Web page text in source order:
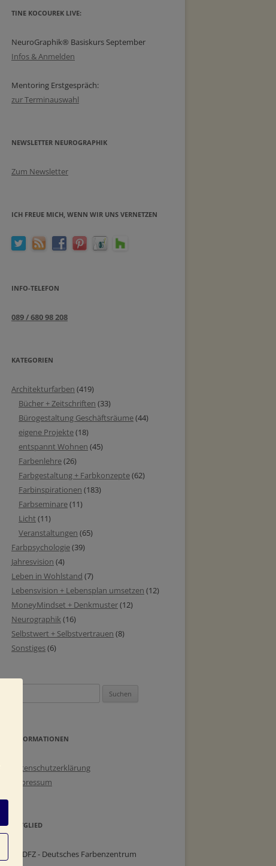
TINE KOCOUREK LIVE:
NeuroGraphik® Basiskurs September
Infos & Anmelden
Mentoring Erstgespräch:
zur Terminauswahl
NEWSLETTER NEUROGRAPHIK
Zum Newsletter
ICH FREUE MICH, WENN WIR UNS VERNETZEN
INFO-TELEFON
089 / 680 98 208
KATEGORIEN
Architekturfarben (419)
Bücher + Zeitschriften (33)
Bürogestaltung Geschäftsräume(44)
eigene Projekte(18)
entspannt Wohnen (45)
Farbenlehre(26)
Farbgestaltung + Farbkonzepte(62)
Farbinspirationen (183)
Farbseminare(11)
Licht (11)
Veranstaltungen (65)
Farbpsychologie(39)
Jahresvision (4)
Leben in Wohlstand (7)
Lebensvision + Lebensplan umsetzen (12)
MoneyMindset + Denkmuster(12)
Neurographik(16)
Selbstwert + Selbstvertrauen (8)
Sonstiges(6)
nach:
INFORMATIONEN
Datenschutzerklärung
Impressum
MITGLIED
im DFZ - Deutsches Farbenzentrum